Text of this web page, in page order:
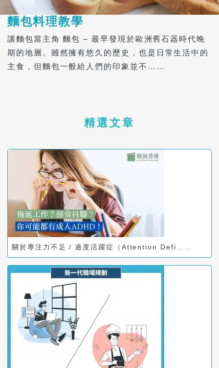
麵包料理教學
讓麵包當主角 麵包 – 最早發現於歐洲舊石器時代晚
期的地層。雖然擁有悠久的歷史，也是日常生活中的
主食，但麵包一般給人們的印象並不……
精選文章
關於專注力不足 / 過度活躍症（Attention Defi……